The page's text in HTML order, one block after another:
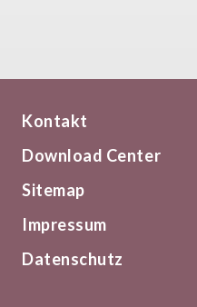
Datenschutz
Impressum
Sitemap
Download Center
Kontakt